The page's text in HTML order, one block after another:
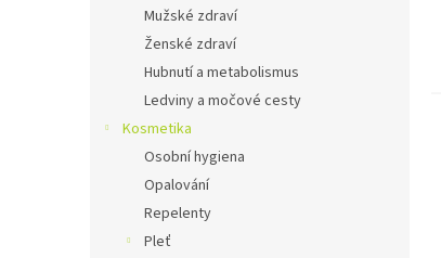
Mužské zdraví
Ženské zdraví
Hubnutí a metabolismus
Ledviny a močové cesty
Kosmetika
Osobní hygiena
Opalování
Repelenty
Pleť